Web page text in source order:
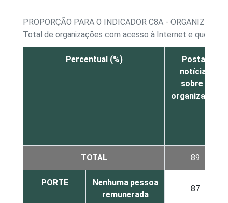
PROPORÇÃO PARA O INDICADOR C8A -
Total de organizações com acesso à Internet e que
Percentual (%)
Postar
notícias
sobre a
organização
TOTAL 89
PORTE
Nenhuma pessoa
remunerada
87